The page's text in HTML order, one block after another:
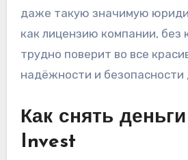
даже такую значимую
как лицензию компании, без
трудно поверит во все
надёжности и безопасности
Как снять
Invest